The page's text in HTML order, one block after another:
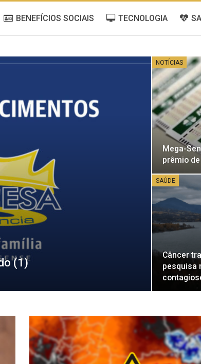
BENEFÍCIOS SOCIAIS TECNOLOGIA
(1)
NOTÍCIAS
Mega-
prêmio
SAÚDE
Câncer
pesquisa
GERAL